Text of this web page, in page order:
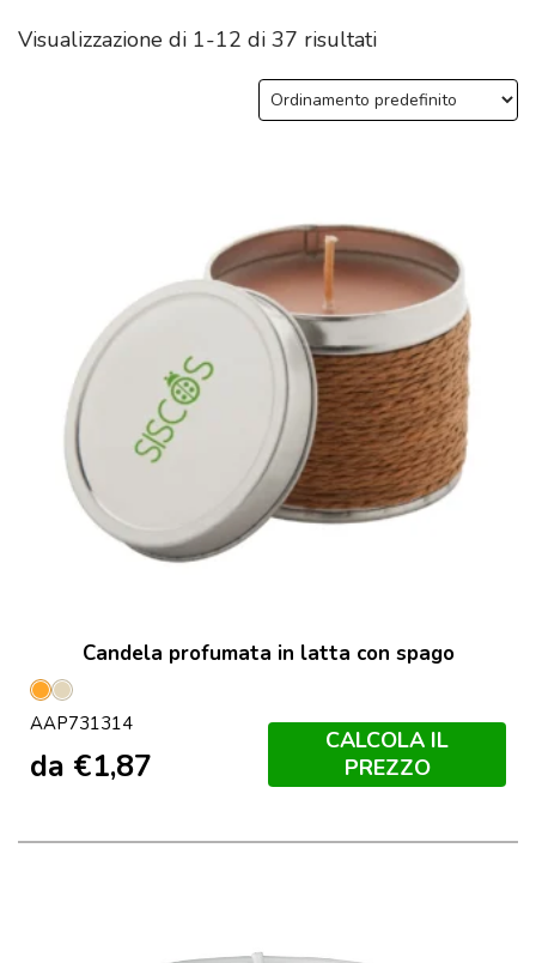
Visualizzazione di 1-12 di 37 risultati
Candela profumata in latta con spago
Arancione
Naturale
AAP731314
da €1,87
CALCOLA IL
PREZZO